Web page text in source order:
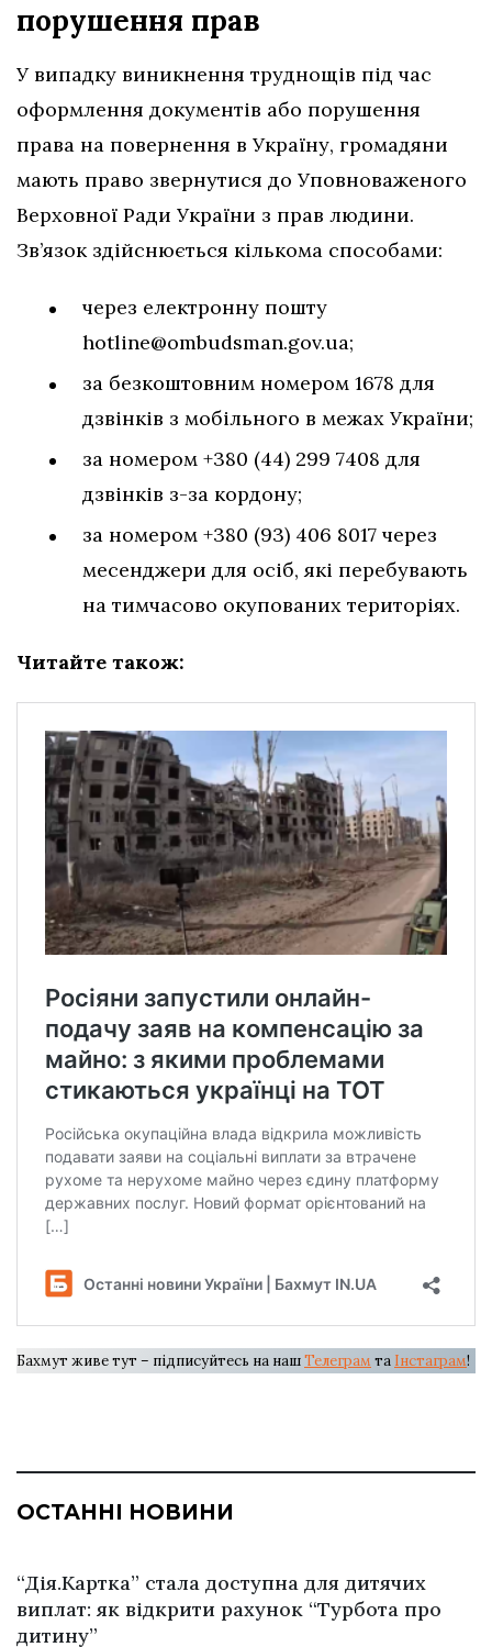
порушення прав
У випадку виникнення труднощів під час
оформлення документів або порушення
права на повернення в Україну, громадяни
мають право звернутися до Уповноваженого
Верховної Ради України з прав людини.
Зв’язок здійснюється кількома способами:
через електронну пошту
hotline@ombudsman.gov.ua;
за безкоштовним номером 1678 для
дзвінків з мобільного в межах України;
за номером +380 (44) 299 7408 для
дзвінків з-за кордону;
за номером +380 (93) 406 8017 через
месенджери для осіб, які перебувають
на тимчасово окупованих територіях.
Читайте також:
Бахмут живе тут – підписуйтесь на нашТелеграм та Інстаграм!
ОСТАННІ НОВИНИ
“Дія.Картка” стала доступна для дитячих
виплат: як відкрити рахунок “Турбота про
дитину”